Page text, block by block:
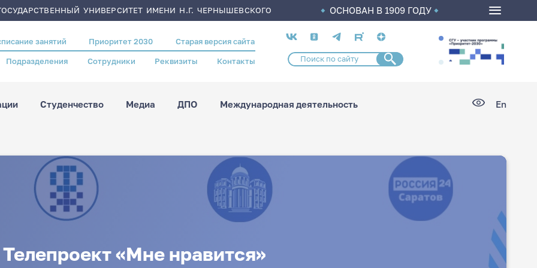
УНИВЕРСИТЕТ ИМЕНИ Н.Г. ЧЕРНЫШЕВСКОГО ОСНОВАН В 1909 ГОДУ
занятий Приоритет 2030 Старая версия сайта
Подразделения Сотрудники Реквизиты Контакты
Социальные
сети
Студенчество Медиа ДПО Международная деятельность En
Телепроект «Мне нравится»